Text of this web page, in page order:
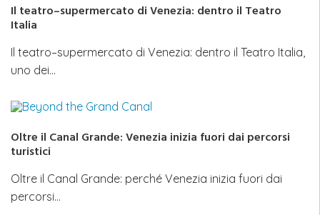
Il teatro–supermercato di Venezia: dentro il Teatro
Italia
Il teatro–supermercato di Venezia: dentro il Teatro Italia,
uno dei…
Oltre il Canal Grande: Venezia inizia fuori dai percorsi
turistici
Oltre il Canal Grande: perché Venezia inizia fuori dai
percorsi…